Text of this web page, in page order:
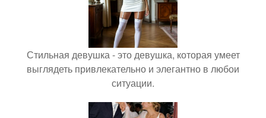
Стильная девушка - это девушка, которая умеет
выглядеть привлекательно и элегантно в любои
ситуации.